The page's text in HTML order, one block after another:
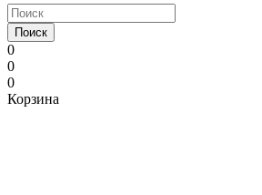
Поиск
0
0
0
Корзина